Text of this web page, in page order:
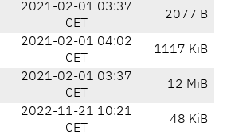
2021-02-01 03:37
CET
2077 B
2021-02-01 04:02
CET
1117 KiB
2021-02-01 03:37
CET
12 MiB
2022-11-21 10:21
CET
48 KiB